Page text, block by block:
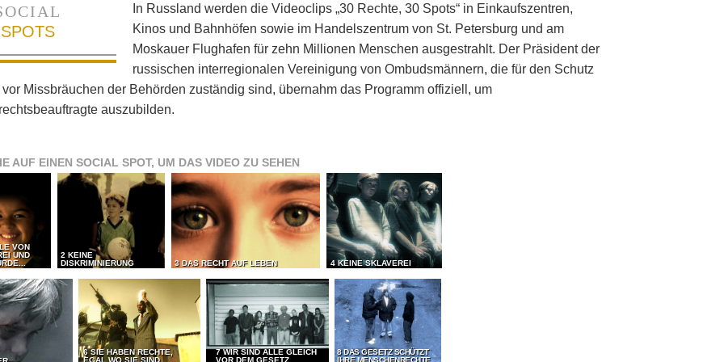
SPOTS
In Russland werden die Videoclips „30 Rechte, 30 Spots“ in Einkaufszentren,
Kinos und Bahnhöfen sowie im Handelszentrum von St. Petersburg und am
Moskauer Flughafen für zehn Millionen Menschen ausgestrahlt. Der Präsident der
russischen interregionalen Vereinigung von Ombudsmännern, die für den Schutz
Missbräuchen der Behörden zuständig sind, übernahm das Programm offiziell, um
auszubilden.
AUF EINEN SOCIAL SPOT, UM DAS VIDEO ZU SEHEN
VON
UND
2 KEINE
DISKRIMINIERUNG
3 DAS RECHT AUF LEBEN 4 KEINE SKLAVEREI
6 SIE HABEN RECHTE,
EGAL WO SIE SIND
7 WIR SIND ALLE GLEICH
VOR DEM GESETZ
8 DAS GESETZ SCHÜTZT
IHRE MENSCHENRECHTE